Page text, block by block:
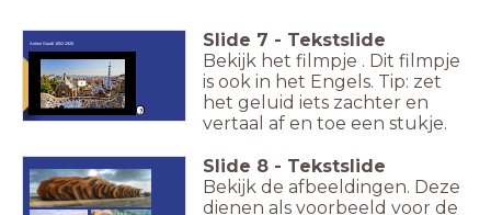
Antoni Gaudí 1852-1926 Slide 7 - Tekstslide
Bekijk het filmpje . Dit filmpje
is ook in het Engels. Tip: zet
het geluid iets zachter en
vertaal af en toe een stukje.
Slide 8 - Tekstslide
Bekijk de afbeeldingen. Deze
dienen als voorbeeld voor de